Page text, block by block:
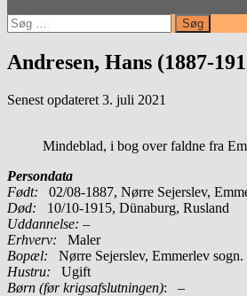
Søg
efter:
Andresen, Hans (1887-
Senest opdateret 3. juli 2021
Mindeblad, i bog over faldne fra
Persondata
Født: 02/08-1887, Nørre Sejerslev,
Død: 10/10-1915, Dünaburg, Rusland
Uddannelse: –
Erhverv: Maler
Bopæl: Nørre Sejerslev, Emmerlev sogn.
Hustru: Ugift
Børn (før krigsafslutningen): –